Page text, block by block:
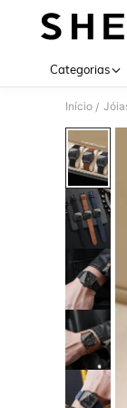
Categorias
Início /